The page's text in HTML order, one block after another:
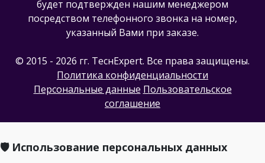
будет подтвержден нашим менеджером
посредством телефонного звонка на номер,
указанный Вами при заказе.
© 2015 - 2026 гг. ТеcнExpert. Все права защищены.
Политика конфиденциальности
Персональные данные Пользовательское
соглашение
🛡️ Использование персональных данных